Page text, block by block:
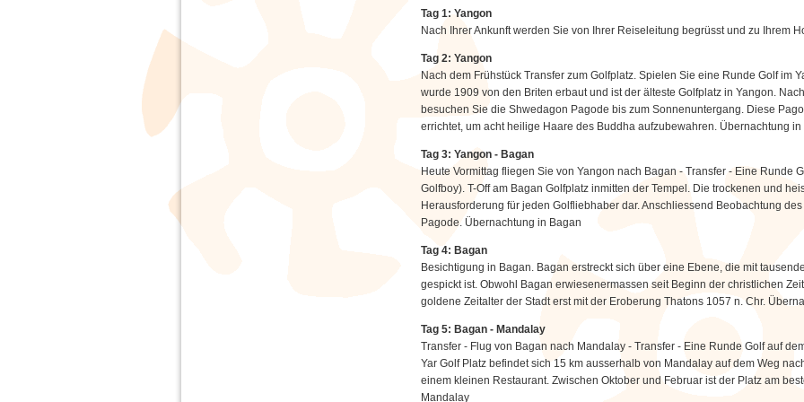
Tag 1: Yangon
Nach Ihrer Ankunft werden Sie von Ihrer Reiseleitung begrüsst und zu Ihrem
Tag 2: Yangon
Nach dem Frühstück Transfer zum Golfplatz. Spielen Sie eine Runde Golf im
wurde 1909 von den Briten erbaut und ist der älteste Golfplatz in Yangon.
besuchen Sie die Shwedagon Pagode bis zum Sonnenuntergang. Diese
errichtet, um acht heilige Haare des Buddha aufzubewahren. Übernachtung in
Tag 3: Yangon - Bagan
Heute Vormittag fliegen Sie von Yangon nach Bagan - Transfer - Eine Runde
Golfboy). T-Off am Bagan Golfplatz inmitten der Tempel. Die trockenen und
Herausforderung für jeden Golfliebhaber dar. Anschliessend Beobachtung
Pagode. Übernachtung in Bagan
Tag 4: Bagan
Besichtigung in Bagan. Bagan erstreckt sich über eine Ebene, die mit
gespickt ist. Obwohl Bagan erwiesenermassen seit Beginn der christlichen
goldene Zeitalter der Stadt erst mit der Eroberung Thatons 1057 n. Chr.
Tag 5: Bagan - Mandalay
Transfer - Flug von Bagan nach Mandalay - Transfer - Eine Runde Golf auf
Yar Golf Platz befindet sich 15 km ausserhalb von Mandalay auf dem Weg
einem kleinen Restaurant. Zwischen Oktober und Februar ist der Platz am
Mandalay